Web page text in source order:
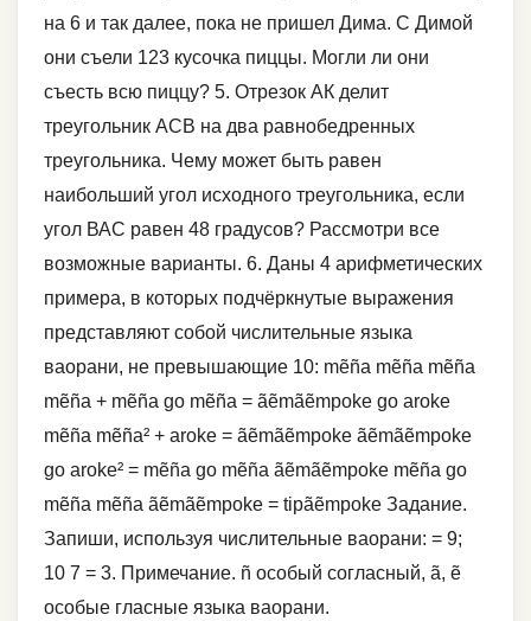
на 6 и так далее, пока не пришел Дима. С Димой
они съели 123 кусочка пиццы. Могли ли они
съесть всю пиццу? 5. Отрезок АК делит
треугольник АСВ на два равнобедренных
треугольника. Чему может быть равен
наибольший угол исходного треугольника, если
угол ВАС равен 48 градусов? Рассмотри все
возможные варианты. 6. Даны 4 арифметических
примера, в которых подчёркнутые выражения
представляют собой числительные языка
ваорани, не превышающие 10: mẽña mẽña mẽña
mẽña + mẽña go mẽña = ãẽmãẽmpoke go aroke
mẽña mẽña² + aroke = ãẽmãẽmpoke ãẽmãẽmpoke
go aroke² = mẽña go mẽña ãẽmãẽmpoke mẽña go
mẽña mẽña ãẽmãẽmpoke = tipãẽmpoke Задание.
Запиши, используя числительные ваорани: = 9;
10 7 = 3. Примечание. ñ особый согласный, ã, ẽ
особые гласные языка ваорани.